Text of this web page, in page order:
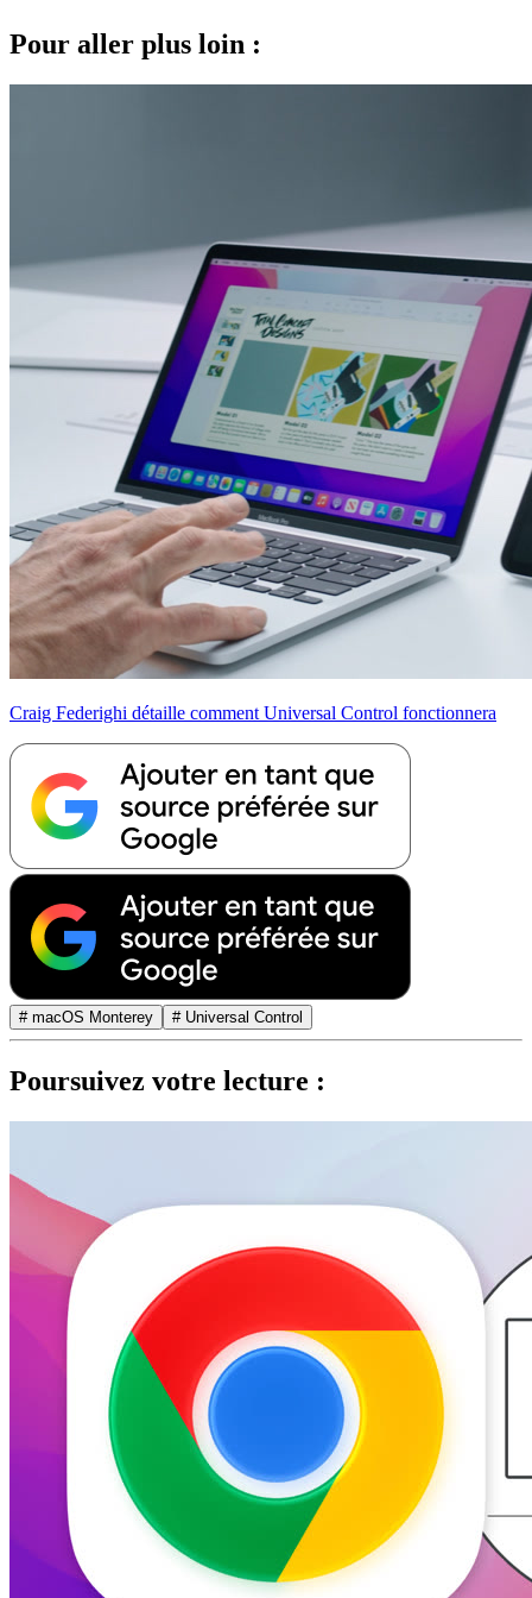
Pour aller plus loin :
Craig Federighi détaille comment Universal Control fonctionnera
# macOS Monterey # Universal Control
Poursuivez votre lecture :